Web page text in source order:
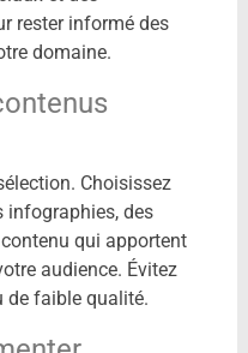
rester informé des
domaine.
Choisissez
infographies, des
qui apportent
audience. Évitez
de faible qualité.